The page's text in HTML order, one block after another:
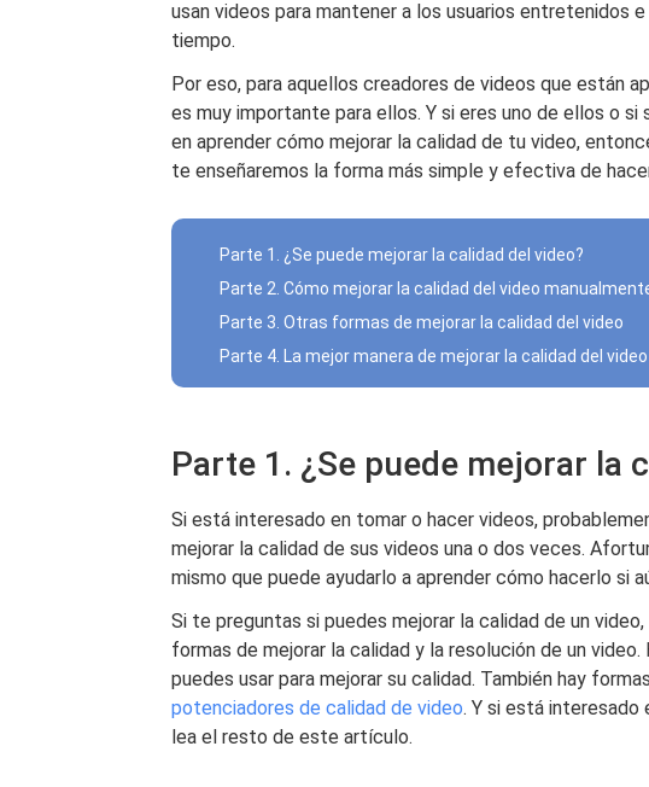
usan videos para mantener a los usuarios entretenidos
tiempo.
Por eso, para aquellos creadores de videos que están
es muy importante para ellos. Y si eres uno de ellos o
en aprender cómo mejorar la calidad de tu video,
te enseñaremos la forma más simple y efectiva de
Parte 1. ¿Se puede mejorar la calidad del video?
Parte 2. Cómo mejorar la calidad del video
Parte 3. Otras formas de mejorar la calidad del video
Parte 4. La mejor manera de mejorar la calidad del
Parte 1. ¿Se puede mejorar la
Si está interesado en tomar o hacer videos,
mejorar la calidad de sus videos una o dos veces.
mismo que puede ayudarlo a aprender cómo hacerlo si
Si te preguntas si puedes mejorar la calidad de un
formas de mejorar la calidad y la resolución de un
puedes usar para mejorar su calidad. También hay
potenciadores de calidad de video. Y si está
lea el resto de este artículo.